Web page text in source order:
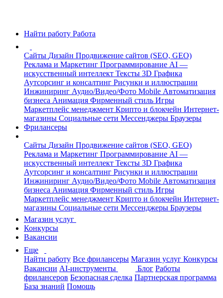
Найти работу Работа
Сайты Дизайн Продвижение сайтов (SEO, GEO)
Реклама и Маркетинг Программирование AI —
искусственный интеллект Тексты 3D Графика
Аутсорсинг и консалтинг Рисунки и иллюстрации
Инжиниринг Аудио/Видео/Фото Mobile Автоматизация
бизнеса Анимация Фирменный стиль Игры
Маркетплейс менеджмент Крипто и блокчейн Интернет-
магазины Социальные сети Мессенджеры Браузеры
Фрилансеры
Сайты Дизайн Продвижение сайтов (SEO, GEO)
Реклама и Маркетинг Программирование AI —
искусственный интеллект Тексты 3D Графика
Аутсорсинг и консалтинг Рисунки и иллюстрации
Инжиниринг Аудио/Видео/Фото Mobile Автоматизация
бизнеса Анимация Фирменный стиль Игры
Маркетплейс менеджмент Крипто и блокчейн Интернет-
магазины Социальные сети Мессенджеры Браузеры
Магазин услуг
Конкурсы
Вакансии
Еще
Найти работу Все фрилансеры Магазин услуг Конкурсы
Вакансии AI-инструменты Блог Работы
фрилансеров Безопасная сделка Партнерская программа
База знаний Помощь